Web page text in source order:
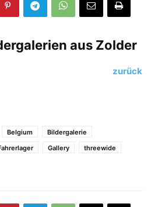
aus Zolder
zurück
Belgium
Bildergalerie
Gallery
threewide